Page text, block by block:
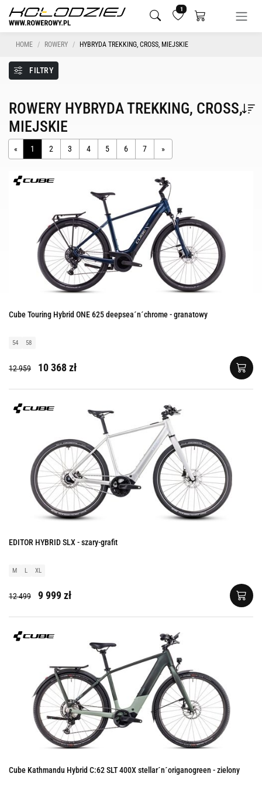
1
HOME ROWERY HYBRYDA TREKKING, CROSS, MIEJSKIE
FILTRY
ROWERY HYBRYDA TREKKING, CROSS,
MIEJSKIE
« 1 2 3 4 5 6 7 »
Cube Touring Hybrid ONE 625 deepsea´n´chrome - granatowy
54 58
12 959 10 368 zł
EDITOR HYBRID SLX - szary-grafit
M L XL
12 499 9 999 zł
Cube Kathmandu Hybrid C:62 SLT 400X stellar´n´origanogreen - zielony